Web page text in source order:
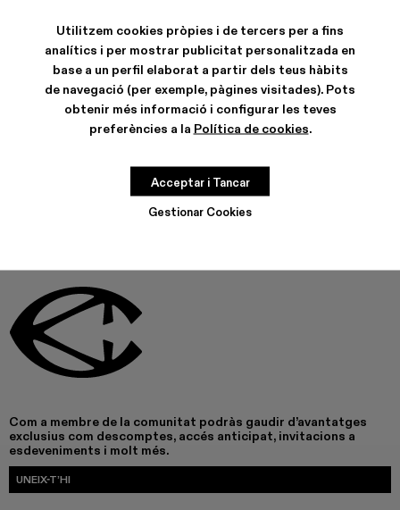
Utilitzem cookies pròpies i de tercers per a fins
analítics i per mostrar publicitat personalitzada en
base a un perfil elaborat a partir dels teus hàbits
de navegació (per exemple, pàgines visitades). Pots
obtenir més informació i configurar les teves
preferències a la Política de cookies.
Gestionar Cookies
Acceptar i Tancar
CARACTERÍSTIQUES
AQUEST PRODUCTE NO ESTÀ DISPONIBLE EN AQUEST
Com a membre de la comunitat podràs gaudir d’avantatges
exclusius com descomptes, accés anticipat, invitacions a
esdeveniments i molt més.
UNEIX-T’HI